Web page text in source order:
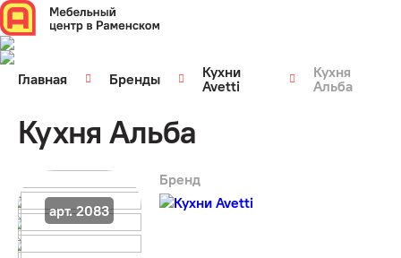
Главная Бренды
Кухни
Avetti
Кухня
Альба
Кухня Альба
арт. 2083
Бренд